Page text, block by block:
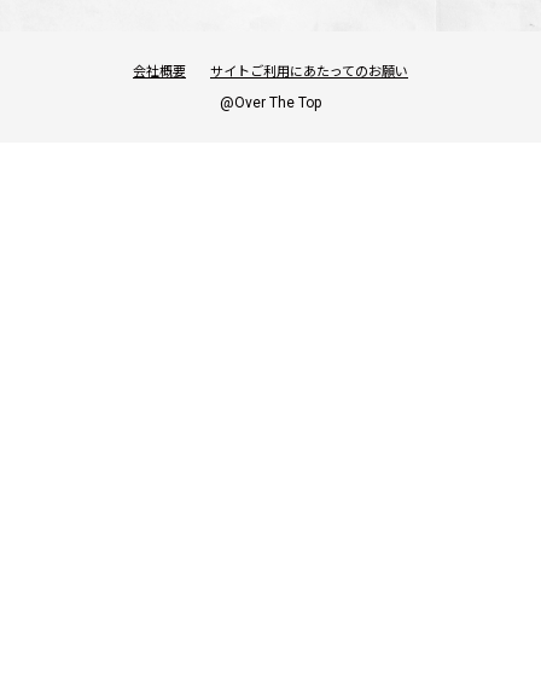
会社概要 サイトご利用にあたってのお願い
@Over The Top